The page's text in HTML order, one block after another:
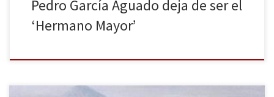
Pedro García Aguado deja de ser el
‘Hermano Mayor’